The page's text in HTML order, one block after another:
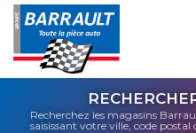
Recherchez les magasins
saisissant votre ville, code